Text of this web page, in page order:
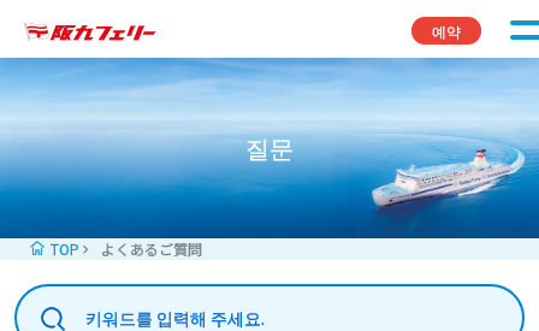
예약
질문
TOP よくあるご質問